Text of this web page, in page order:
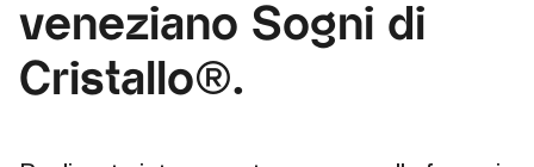
veneziano Sogni di
Cristallo®.